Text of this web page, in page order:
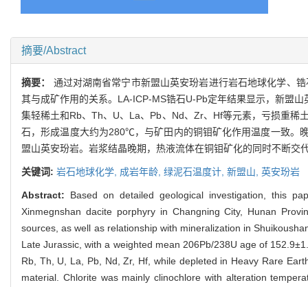
摘要/Abstract
摘要： 通过对湖南省常宁市新盟山英安玢岩进行岩石地球化学、
其与成矿作用的关系。LA-ICP-MS锆石U-Pb定年结果显示，新盟
集轻稀土和Rb、Th、U、La、Pb、Nd、Zr、Hf等元素，亏损重稀
石，形成温度大约为280℃，与矿田内的铜钼矿化作用温度一致。
盟山英安玢岩。岩浆结晶晚期，热液流体在铜钼矿化的同时不断交
关键词: 岩石地球化学, 成岩年龄, 绿泥石温度计, 新盟山, 英安玢岩
Abstract: Based on detailed geological investigation, this
Xinmegnshan dacite porphyry in Changning City, Hunan
sources, as well as relationship with mineralization in
Late Jurassic, with a weighted mean 206Pb/238U age of
Rb, Th, U, La, Pb, Nd, Zr, Hf, while depleted in Heavy Rare
material. Chlorite was mainly clinochlore with alteration